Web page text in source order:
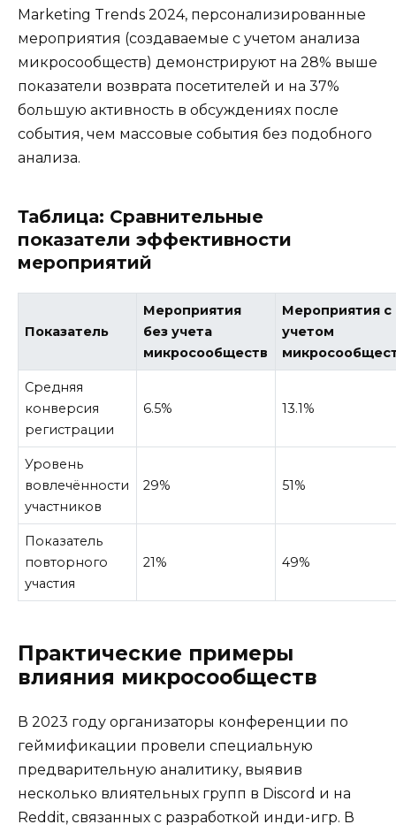
Marketing Trends 2024, персонализированные
мероприятия (создаваемые с учетом анализа
микросообществ) демонстрируют на 28% выше
показатели возврата посетителей и на 37%
большую активность в обсуждениях после
события, чем массовые события без подобного
анализа.
Таблица: Сравнительные
показатели эффективности
мероприятий
Показатель
Мероприятия
без учета
микросообществ
Мероприятия с
учетом
Средняя
конверсия
регистрации
6.5% 13.1%
Уровень
вовлечённости
участников
29% 51%
Показатель
повторного
участия
21% 49%
Практические примеры
влияния микросообществ
В 2023 году организаторы конференции по
геймификации провели специальную
предварительную аналитику, выявив
несколько влиятельных групп в Discord и на
Reddit, связанных с разработкой инди-игр. В